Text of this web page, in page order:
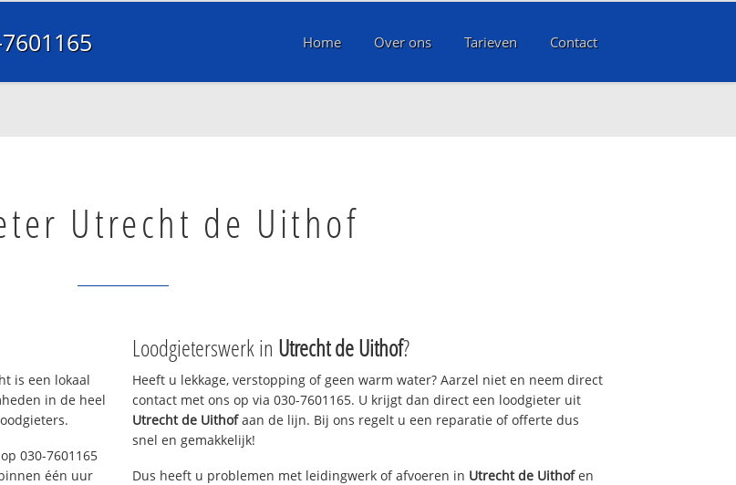
Home Over ons Tarieven Contact
Utrecht de Uithof
is een lokaal
in de heel
030-7601165
één uur
Loodgieterswerk in Utrecht de Uithof?
Heeft u lekkage, verstopping of geen warm water? Aarzel niet en neem direct
contact met ons op via 030-7601165. U krijgt dan direct een loodgieter uit
Utrecht de Uithofaan de lijn. Bij ons regelt u een reparatie of offerte dus
snel en gemakkelijk!
Dus heeft u problemen met leidingwerk of afvoeren in Utrecht de Uithofen